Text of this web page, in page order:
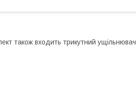
також входить трикутний ущільнювач